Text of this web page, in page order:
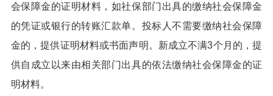
会保障金的证明材料，如社保部门出具的缴纳社会保障金
的凭证或银行的转账汇款单。投标人不需要缴纳社会保障
金的，提供证明材料或书面声明。新成立不满3个月的，提
供自成立以来由相关部门出具的依法缴纳社会保障金的证
明材料。